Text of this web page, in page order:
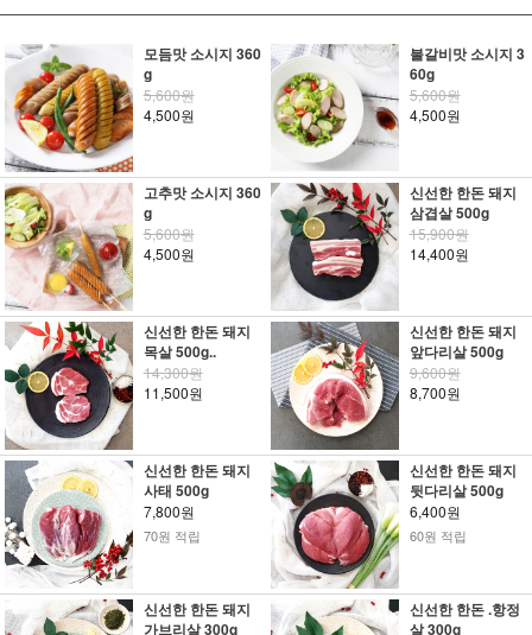
모듬맛 소시지 360
g
5,600원
4,500원
불갈비맛 소시지 3
60g
5,600원
4,500원
고추맛 소시지 360
g
5,600원
4,500원
신선한 한돈 돼지
삼겹살 500g
15,900원
14,400원
신선한 한돈 돼지
목살 500g..
14,300원
11,500원
신선한 한돈 돼지
앞다리살 500g
9,600원
8,700원
신선한 한돈 돼지
사태 500g
7,800원
70원 적립
신선한 한돈 돼지
뒷다리살 500g
6,400원
60원 적립
신선한 한돈 돼지
가브리살 300g
신선한 한돈 .항정
살 300g